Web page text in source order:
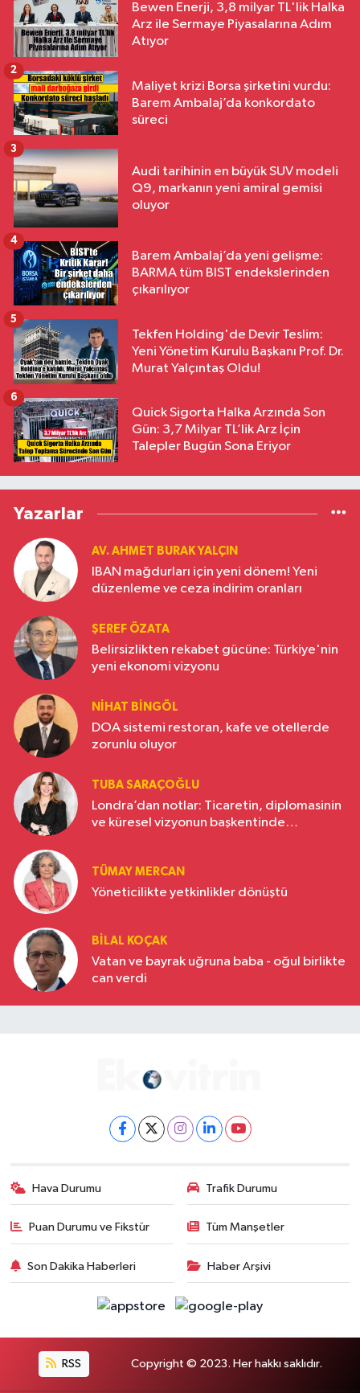
Bewen Enerji, 3,8 milyar TL'lik Halka
Arz ile Sermaye Piyasalarına Adım
Atıyor
Maliyet krizi Borsa şirketini vurdu:
Barem Ambalaj’da konkordato
süreci
2
Audi tarihinin en büyük SUV modeli
Q9, markanın yeni amiral gemisi
oluyor
3
Barem Ambalaj’da yeni gelişme:
BARMA tüm BIST endekslerinden
çıkarılıyor
4
Tekfen Holding'de Devir Teslim:
Yeni Yönetim Kurulu Başkanı Prof. Dr.
Murat Yalçıntaş Oldu!
5
Quick Sigorta Halka Arzında Son
Gün: 3,7 Milyar TL’lik Arz İçin
Talepler Bugün Sona Eriyor
6
Yazarlar
AV. AHMET BURAK YALÇIN
IBAN mağdurları için yeni dönem! Yeni
düzenleme ve ceza indirim oranları
ŞEREF ÖZATA
Belirsizlikten rekabet gücüne: Türkiye'nin
yeni ekonomi vizyonu
NIHAT BINGÖL
DOA sistemi restoran, kafe ve otellerde
zorunlu oluyor
TUBA SARAÇOĞLU
Londra’dan notlar: Ticaretin, diplomasinin
ve küresel vizyonun başkentinde
TÜMAY MERCAN
Yöneticilikte yetkinlikler dönüştü
BILAL KOÇAK
Vatan ve bayrak uğruna baba - oğul birlikte
can verdi
Hava Durumu Trafik Durumu
Puan Durumu ve Fikstür Tüm Manşetler
Son Dakika Haberleri Haber Arşivi
RSS Copyright © 2023. Her hakkı saklıdır.